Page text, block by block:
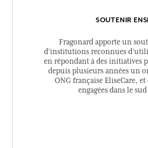
SOUTENIR
Fragonard apporte un
d’institutions reconnues
en répondant à des initiatives
depuis plusieurs années un
ONG française EliseCare, et
engagées dans le